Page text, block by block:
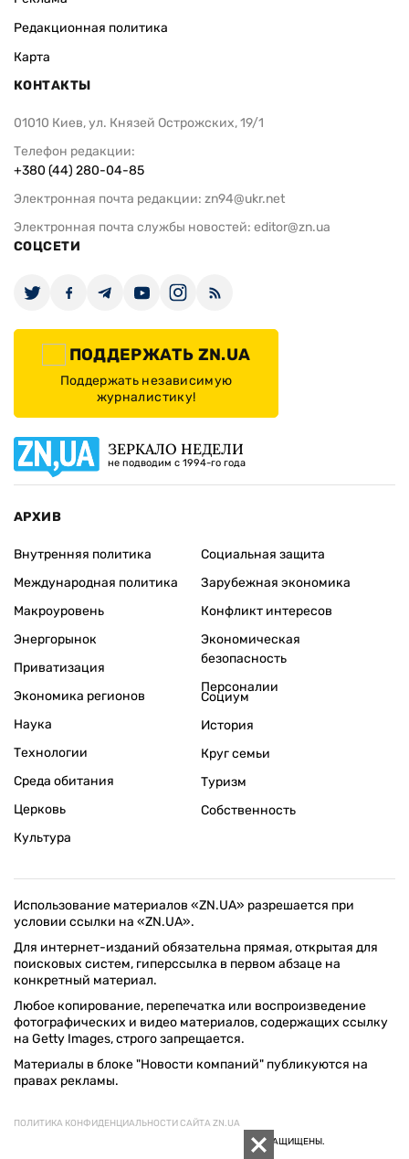
Редакционная политика
Карта
КОНТАКТЫ
01010 Киев, ул. Князей Острожских, 19/1
Телефон редакции:
+380 (44) 280-04-85
Электронная почта редакции: zn94@ukr.net
Электронная почта службы новостей: editor@zn.ua
СОЦСЕТИ
ПОДДЕРЖАТЬ ZN.UA
Поддержать независимую
журналистику!
ЗЕРКАЛО НЕДЕЛИ
не подводим с 1994-го года
АРХИВ
Внутренняя политика
Международная политика
Макроуровень
Энергорынок
Приватизация
Экономика регионов
Социальная защита
Зарубежная экономика
Конфликт интересов
Экономическая
безопасность
Персоналии
Наука
Технологии
Среда обитания
Церковь
Культура
Социум
История
Круг семьи
Туризм
Собственность
Использование материалов «ZN.UA» разрешается при
условии ссылки на «ZN.UA».
Для интернет-изданий обязательна прямая, открытая для
поисковых систем, гиперссылка в первом абзаце на
конкретный материал.
Любое копирование, перепечатка или воспроизведение
фотографических и видео материалов, содержащих ссылку
на Getty Images, строго запрещается.
Материалы в блоке "Новости компаний" публикуются на
правах рекламы.
ПОЛИТИКА КОНФИДЕНЦИАЛЬНОСТИ САЙТА ZN.UA
© 1994–2026 «ЗЕРКАЛО НЕДЕЛИ. УКРАИНА». ВСЕ ПРАВА ЗАЩИЩЕНЫ.